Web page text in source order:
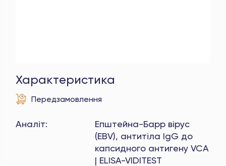
Характеристика
Передзамовлення
Аналіт:
Епштейна-Барр вірус
(EBV), антитіла IgG до
капсидного антигену VCA
| ELISA-VIDITEST